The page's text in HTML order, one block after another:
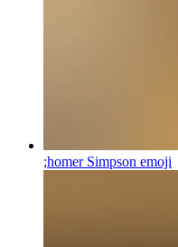
;homer Simpson emoji